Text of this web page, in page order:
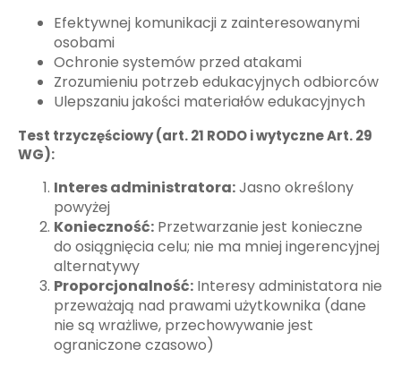
Efektywnej komunikacji z zainteresowanymi
osobami
Ochronie systemów przed atakami
Zrozumieniu potrzeb edukacyjnych odbiorców
Ulepszaniu jakości materiałów edukacyjnych
Test trzyczęściowy (art. 21 RODO i wytyczne Art. 29
WG):
Interes administratora:Jasno określony
powyżej
Konieczność: Przetwarzanie jest konieczne
do osiągnięcia celu; nie ma mniej ingerencyjnej
alternatywy
Proporcjonalność: Interesy administatora nie
przeważają nad prawami użytkownika (dane
nie są wrażliwe, przechowywanie jest
ograniczone czasowo)